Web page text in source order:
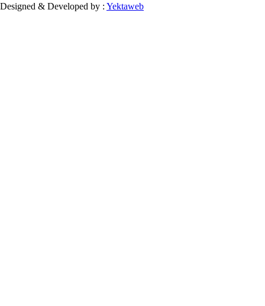
Designed & Developed by : Yektaweb